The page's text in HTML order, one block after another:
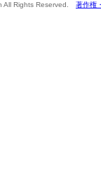
All Rights Reserved. 著作権